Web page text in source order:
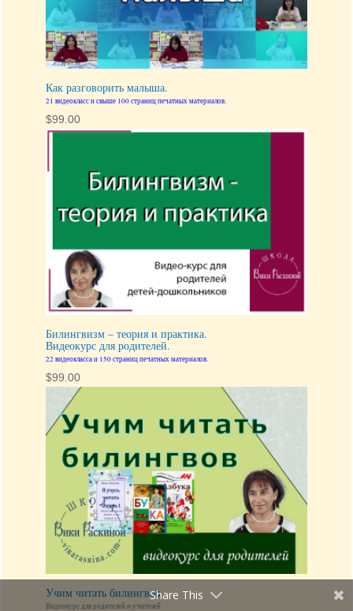
Как разговорить малыша.
21 видеокласс и свыше 100 страниц печатных материалов.
$99.00
Билингвизм – теория и практика.
Видеокурс для родителей.
22 видеокласса и 150 страниц печатных материалов.
$99.00
Учим читать билингвов
Видеокурс для родителей и учителей
Share This